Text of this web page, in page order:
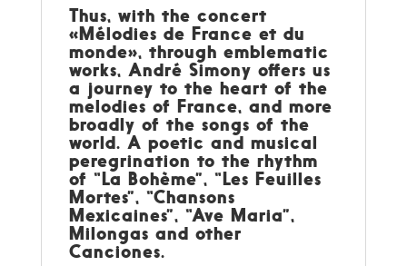
Thus, with the concert
«Mélodies de France et du
monde», through emblematic
works, André Simony offers us
a journey to the heart of the
melodies of France, and more
broadly of the songs of the
world. A poetic and musical
peregrination to the rhythm
of “La Bohème”, “Les Feuilles
Mortes”, “Chansons
Mexicaines”, “Ave Maria”,
Milongas and other
Canciones.